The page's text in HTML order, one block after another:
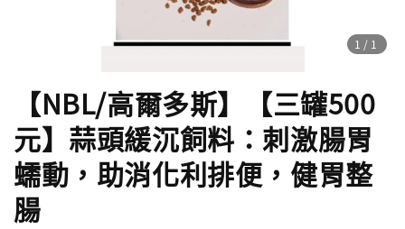
1 /1
【NBL/高爾多斯】【三罐500
元】蒜頭緩沉飼料：刺激腸胃
蠕動，助消化利排便，健胃整
腸